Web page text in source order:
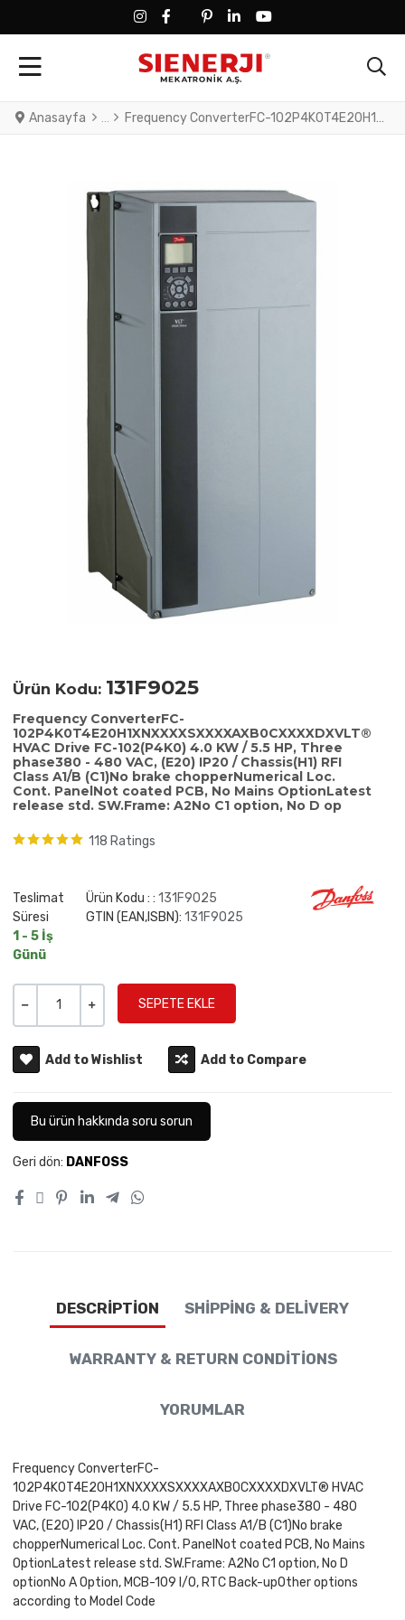
FACEBOOK SOCIAL LINK
FACEBOOK SOCIAL LINK
TWITTER SOCIAL LINK
PINTEREST SOCIAL LINK
LINKEDIN SOCIAL LINK
YOUTUBE SOCIAL LINK
Anasayfa Frequency ConverterFC-102P4K0T4E20H1XNXXXXSXXXXAXB0CXXXXDXVLT® HVAC Drive FC-102(P4K0) 4.0 KW / 5.5 HP, Three phase380 - 480 VAC, (E20) IP20 / Chassis(H1) RFI Class A1/B (C1)No brake chopperNumerical Loc. Cont. PanelNot coated PCB, No Mains OptionLatest release std. SW.Frame: A2No C1 option, No D op
Ürün Kodu: 131F9025
Frequency ConverterFC-
102P4K0T4E20H1XNXXXXSXXXXAXB0CXXXXDXVLT®
HVAC Drive FC-102(P4K0) 4.0 KW / 5.5 HP, Three
phase380 - 480 VAC, (E20) IP20 / Chassis(H1) RFI
Class A1/B (C1)No brake chopperNumerical Loc.
Cont. PanelNot coated PCB, No Mains OptionLatest
release std. SW.Frame: A2No C1 option, No D op
118 Ratings
Teslimat
Süresi
1 - 5 İş
Günü
Ürün Kodu : : 131F9025
GTIN (EAN,ISBN): 131F9025
Add to Wishlist Add to Compare
Bu ürün hakkında soru sorun
Geri dön: DANFOSS
DESCRIPTION SHIPPING & DELIVERY
WARRANTY & RETURN CONDITIONS
YORUMLAR
Frequency ConverterFC-
102P4K0T4E20H1XNXXXXSXXXXAXB0CXXXXDXVLT® HVAC
Drive FC-102(P4K0) 4.0 KW / 5.5 HP, Three phase380 - 480
VAC, (E20) IP20 / Chassis(H1) RFI Class A1/B (C1)No brake
chopperNumerical Loc. Cont. PanelNot coated PCB, No Mains
OptionLatest release std. SW.Frame: A2No C1 option, No D
optionNo A Option, MCB-109 I/O, RTC Back-upOther options
according to Model Code